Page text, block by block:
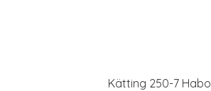
Kätting 250-7 Habo